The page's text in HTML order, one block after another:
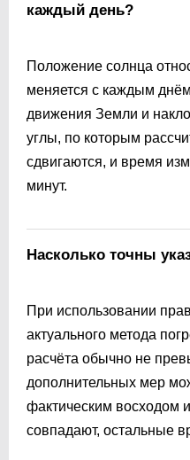
каждый день?
Положение солнца
меняется с каждым
движения Земли и
углы, по которым
сдвигаются, и время
минут.
Насколько точны
При использовании
актуального метода
расчёта обычно не
дополнительных мер
фактическим восходом
совпадают, остальные